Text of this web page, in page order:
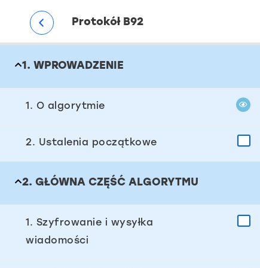
1. WPROWADZENIE
1. O algorytmie
2. Ustalenia początkowe
2. GŁÓWNA CZĘŚĆ ALGORYTMU
1. Szyfrowanie i wysyłka
wiadomości
Protokół B92